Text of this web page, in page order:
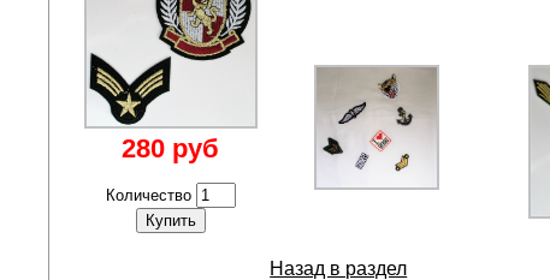
280 руб
Количество
Купить
Назад в раздел